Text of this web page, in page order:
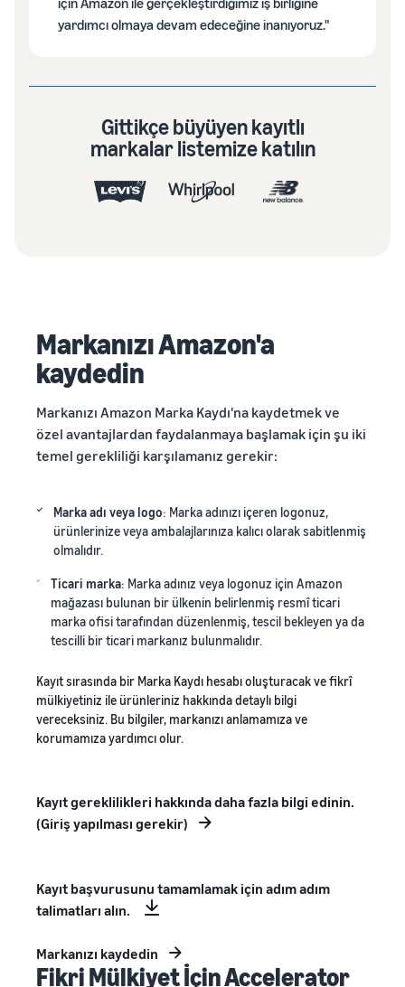
yardımcı olmaya devam edeceğine inanıyoruz."
Gittikçe büyüyen kayıtlı
markalar listemize katılın
Markanızı Amazon'a
kaydedin
Markanızı Amazon Marka Kaydı'na kaydetmek ve
özel avantajlardan faydalanmaya başlamak için şu iki
temel gerekliliği karşılamanız gerekir:
Marka adı veya logo: Marka adınızı içeren logonuz,
ürünlerinize veya ambalajlarınıza kalıcı olarak sabitlenmiş
olmalıdır.
Ticari marka: Marka adınız veya logonuz için Amazon
mağazası bulunan bir ülkenin belirlenmiş resmî ticari
marka ofisi tarafından düzenlenmiş, tescil bekleyen ya da
tescilli bir ticari markanız bulunmalıdır.
Kayıt sırasında bir Marka Kaydı hesabı oluşturacak ve fikrî
mülkiyetiniz ile ürünleriniz hakkında detaylı bilgi
vereceksiniz. Bu bilgiler, markanızı anlamamıza ve
korumamıza yardımcı olur.
Kayıt gereklilikleri hakkında daha fazla bilgi edinin.
(Giriş yapılması gerekir)
Kayıt başvurusunu tamamlamak için adım adım
talimatları alın.
Markanızı kaydedin
Fikri Mülkiyet İçin Accelerator